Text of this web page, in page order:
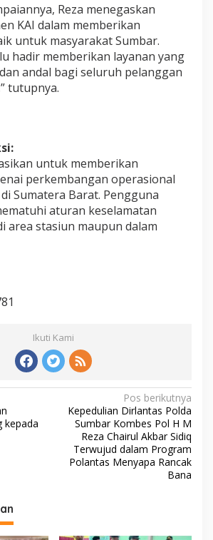
Reza menegaskan
KAI dalam memberikan
untuk masyarakat Sumbar.
hadir memberikan layanan yang
andal bagi seluruh pelanggan
tutupnya.
untuk memberikan
perkembangan operasional
Sumatera Barat. Pengguna
aturan keselamatan
area stasiun maupun dalam
Ikuti Kami
kepada
Pos berikutnya
Kepedulian Dirlantas Polda
Sumbar Kombes Pol H M
Reza Chairul Akbar Sidiq
Terwujud dalam Program
Polantas Menyapa Rancak
Bana